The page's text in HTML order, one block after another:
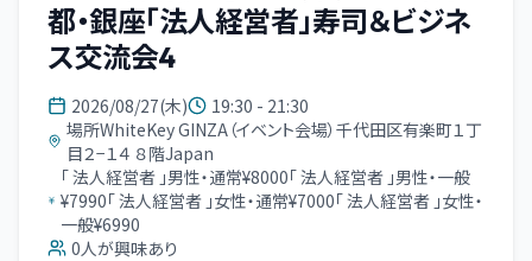
都・銀座「法人経営者」寿司＆ビジネ
ス交流会4
2026/08/27(木)
19:30 - 21:30
場所WhiteKey GINZA（イベント会場）千代田区有楽町１丁
目２−１４ ８階Japan
「 法人経営者 」男性・通常¥8000「 法人経営者 」男性・一般
¥7990「 法人経営者 」女性・通常¥7000「 法人経営者 」女性・
一般¥6990
0人が興味あり